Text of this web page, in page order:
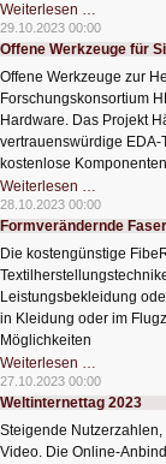
Weiterlesen …
verbessert
Qualität
von
Einträgen
29.10.2023 00:00
Offene Werkzeuge für
Offene Werkzeuge zur
Forschungskonsortium
Hardware. Das Projekt
vertrauenswürdige
kostenlose
Weiterlesen …
Werkzeuge
für
28.10.2023 00:00
Formverändernde
Die kostengünstige
Leistungsbekleidung
in Kleidung oder im
Möglichkeiten
Weiterlesen …
Faser
für
morphende
27.10.2023 00:00
Weltinternettag 2023
Steigende
Video. Die Online-